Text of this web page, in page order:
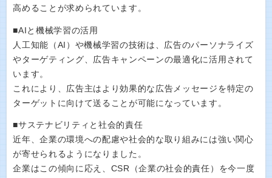
高めることが求められています。
■AIと機械学習の活用
人工知能（AI）や機械学習の技術は、広告のパーソナライズ
やターゲティング、広告キャンペーンの最適化に活用されて
います。
これにより、広告主はより効果的な広告メッセージを特定の
ターゲットに向けて送ることが可能になっています。
■サステナビリティと社会的責任
近年、企業の環境への配慮や社会的な取り組みには強い関心
が寄せられるようになりました。
企業はこの傾向に応え、CSR（企業の社会的責任）を今一度